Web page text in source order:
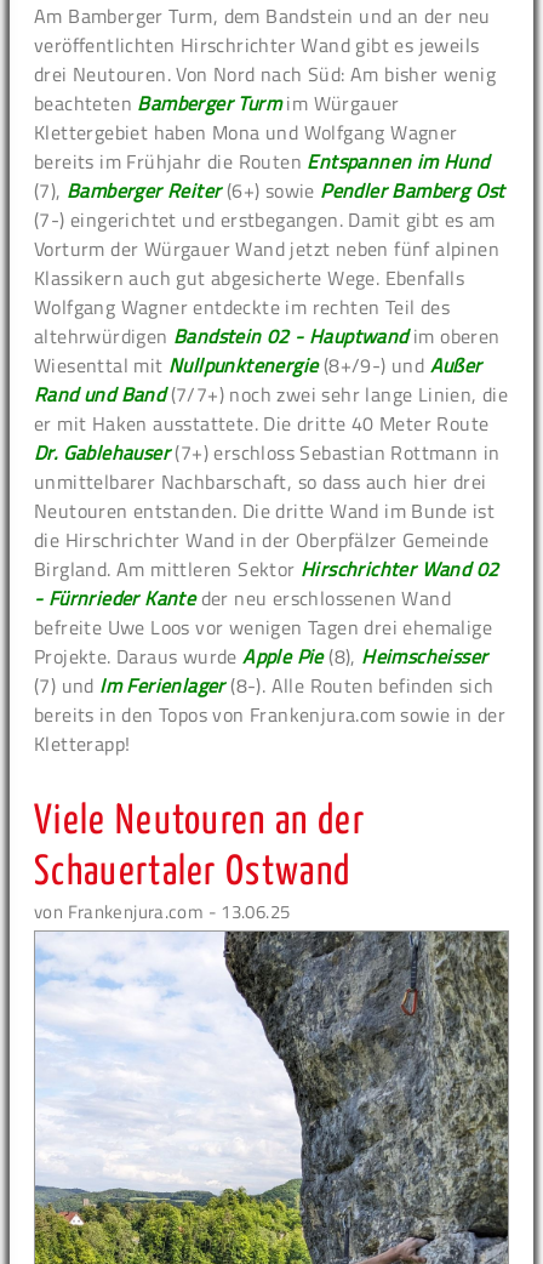
Am Bamberger Turm, dem Bandstein und an der neu
veröffentlichten Hirschrichter Wand gibt es jeweils
drei Neutouren. Von Nord nach Süd: Am bisher wenig
beachteten Bamberger Turmim Würgauer
Klettergebiet haben Mona und Wolfgang Wagner
bereits im Frühjahr die Routen Entspannen im Hund
(7), Bamberger Reiter(6+) sowie Pendler Bamberg Ost
(7-) eingerichtet und erstbegangen. Damit gibt es am
Vorturm der Würgauer Wand jetzt neben fünf alpinen
Klassikern auch gut abgesicherte Wege. Ebenfalls
Wolfgang Wagner entdeckte im rechten Teil des
altehrwürdigen Bandstein 02 - Hauptwandim oberen
Wiesenttal mit Nullpunktenergie(8+/9-) und Außer
Rand und Band(7/7+) noch zwei sehr lange Linien, die
er mit Haken ausstattete. Die dritte 40 Meter Route
Dr. Gablehauser(7+) erschloss Sebastian Rottmann in
unmittelbarer Nachbarschaft, so dass auch hier drei
Neutouren entstanden. Die dritte Wand im Bunde ist
die Hirschrichter Wand in der Oberpfälzer Gemeinde
Birgland. Am mittleren Sektor Hirschrichter Wand 02
- Fürnrieder Kanteder neu erschlossenen Wand
befreite Uwe Loos vor wenigen Tagen drei ehemalige
Projekte. Daraus wurdeApple Pie(8), Heimscheisser
(7) und Im Ferienlager(8-). Alle Routen befinden sich
bereits in den Topos von Frankenjura.com sowie in der
Kletterapp!
Viele Neutouren an der
Schauertaler Ostwand
von Frankenjura.com - 13.06.25